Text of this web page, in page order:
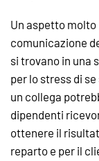
Un aspetto
comunicazione
si trovano in una
per lo stress di
un collega
dipendenti
ottenere il
reparto e per il